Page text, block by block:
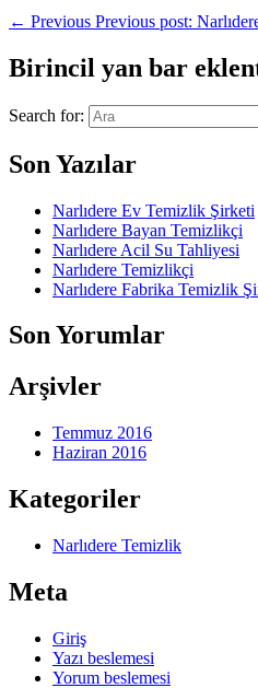
← Previous Previous post:
Birincil yan bar
Search for:
Son Yazılar
Narlıdere Ev Temizlik Şirketi
Narlıdere Bayan Temizlikçi
Narlıdere Acil Su Tahliyesi
Narlıdere Temizlikçi
Narlıdere Fabrika Temizlik
Son Yorumlar
Arşivler
Temmuz 2016
Haziran 2016
Kategoriler
Narlıdere Temizlik
Meta
Giriş
Yazı beslemesi
Yorum beslemesi